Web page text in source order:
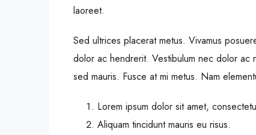
laoreet.
Sed ultrices placerat metus. Vivamus
dolor ac hendrerit. Vestibulum nec dolor ac
sed mauris. Fusce at mi metus. Nam
Lorem ipsum dolor sit amet,
Aliquam tincidunt mauris eu risus.